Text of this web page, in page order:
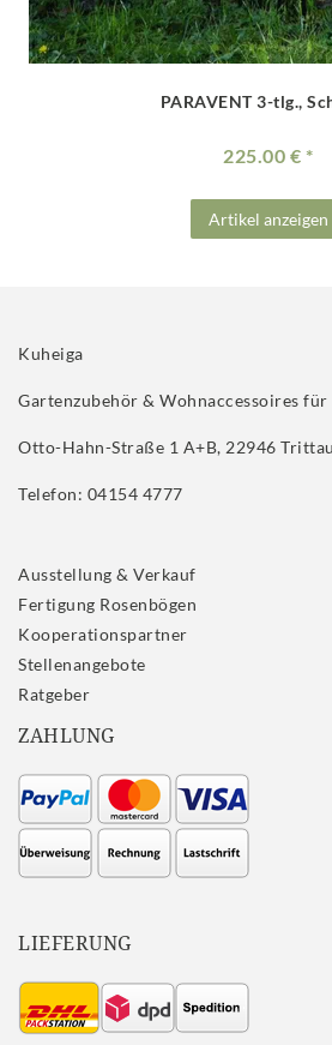
PARAVENT 3-tlg.,
225.00 €
Artikel anzeigen
Kuheiga
Gartenzubehör & Wohnaccessoires
Otto-Hahn-Straße 1 A+B, 22946 Trittau
Telefon: 04154 4777
Ausstellung & Verkauf
Fertigung Rosenbögen
Kooperationspartner
Stellenangebote
Ratgeber
ZAHLUNG
LIEFERUNG